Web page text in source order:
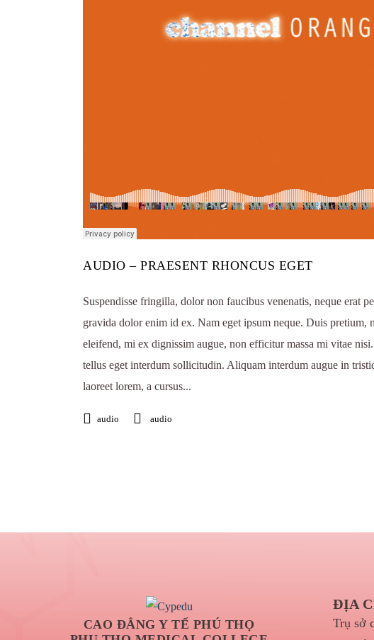
AUDIO – PRAESENT RHONCUS EGET
Suspendisse fringilla, dolor non faucibus venenatis, neque erat
gravida dolor enim id ex. Nam eget ipsum neque. Duis pretium,
eleifend, mi ex dignissim augue, non efficitur massa mi vitae
tellus eget interdum sollicitudin. Aliquam interdum augue in
laoreet lorem, a cursus...
audio audio
CAO ĐẲNG Y TẾ PHÚ THỌ
ĐỊA
Trụ sở